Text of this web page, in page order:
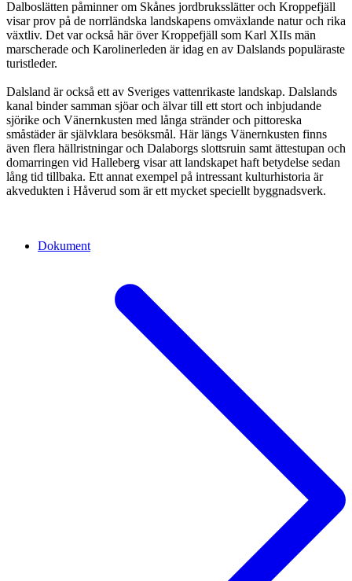
Dalboslätten påminner om Skånes jordbruksslätter och Kroppefjäll
visar prov på de norrländska landskapens omväxlande natur och rika
växtliv. Det var också här över Kroppefjäll som Karl XIIs män
marscherade och Karolinerleden är idag en av Dalslands populäraste
turistleder.
Dalsland är också ett av Sveriges vattenrikaste landskap. Dalslands
kanal binder samman sjöar och älvar till ett stort och inbjudande
sjörike och Vänernkusten med långa stränder och pittoreska
småstäder är självklara besöksmål. Här längs Vänernkusten finns
även flera hällristningar och Dalaborgs slottsruin samt ättestupan och
domarringen vid Halleberg visar att landskapet haft betydelse sedan
lång tid tillbaka. Ett annat exempel på intressant kulturhistoria är
akvedukten i Håverud som är ett mycket speciellt byggnadsverk.
Dokument